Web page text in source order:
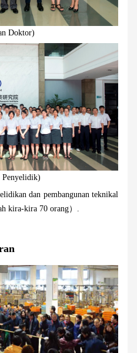
Doktor)
Penyelidik)
dan pembangunan teknikal
kira-kira 70 orang）.